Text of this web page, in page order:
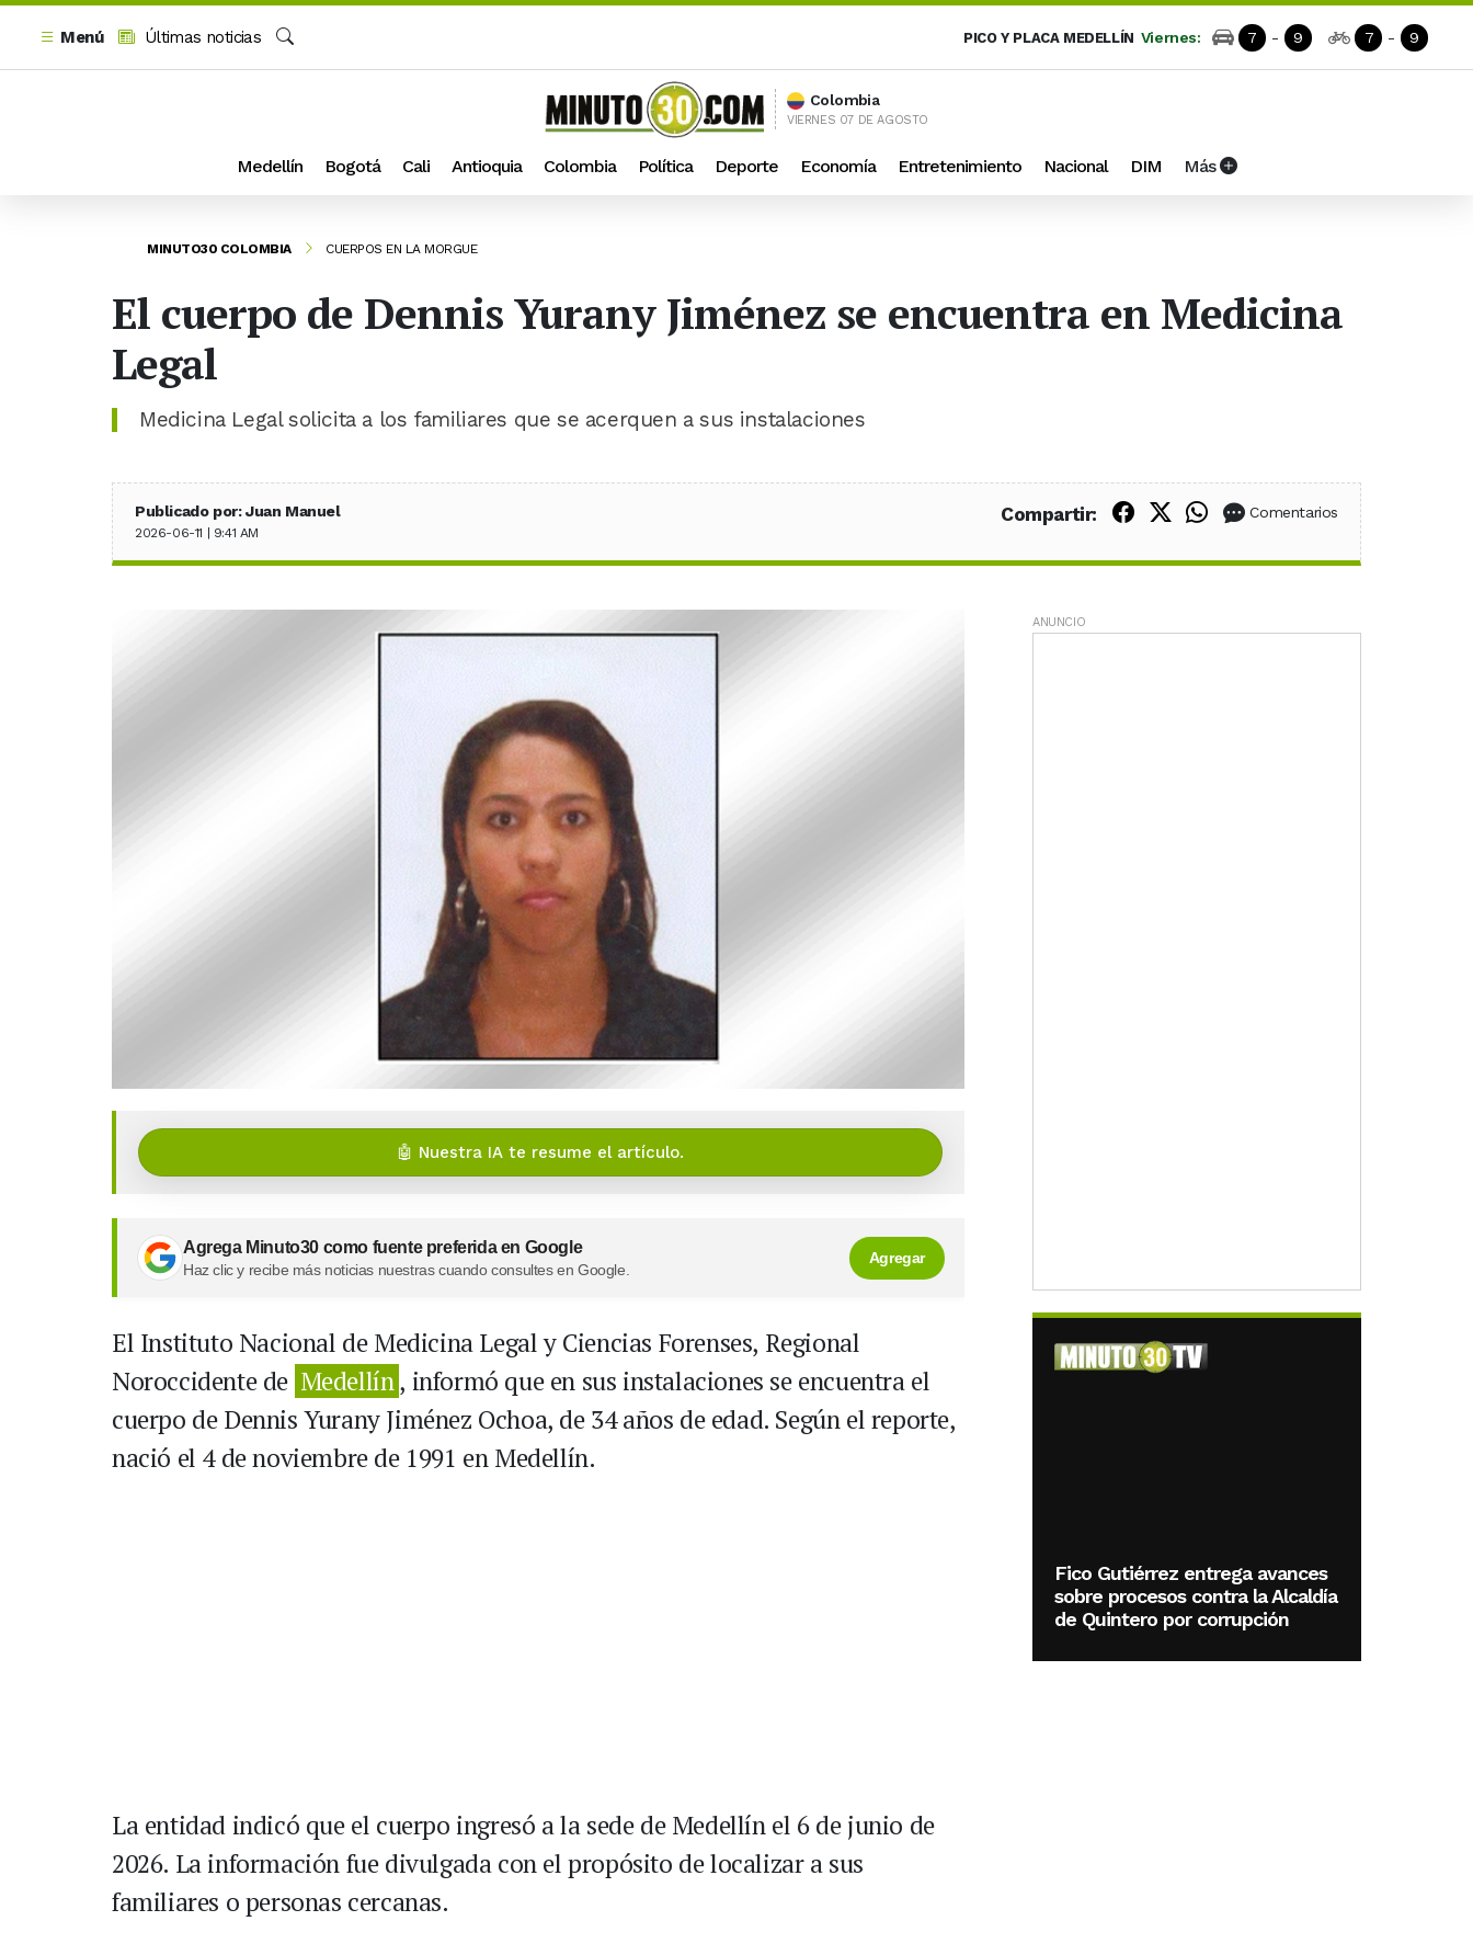
Menú
Últimas noticias
PICO Y PLACA MEDELLÍN Viernes: 7 - 9 7 - 9
Colombia
VIERNES 07 DE AGOSTO
Medellín Bogotá Cali Antioquia Colombia Política Deporte Economía Entretenimiento Nacional DIM Más
MINUTO30 COLOMBIA CUERPOS EN LA MORGUE
El cuerpo de Dennis Yurany Jiménez se encuentra en Medicina
Legal
Medicina Legal solicita a los familiares que se acerquen a sus instalaciones
Publicado por: Juan Manuel
2026-06-11 | 9:41 AM
Compartir: Compartir en Facebook
Compartir en X (Twitter)
Compartir en WhatsApp
Comentarios
🤖 Nuestra IA te resume el artículo.
Agrega Minuto30 como fuente preferida en Google
Haz clic y recibe más noticias nuestras cuando consultes en Google.
Agregar
El Instituto Nacional de Medicina Legal y Ciencias Forenses, Regional
Noroccidente de Medellín, informó que en sus instalaciones se encuentra el
cuerpo de Dennis Yurany Jiménez Ochoa, de 34 años de edad. Según el reporte,
nació el 4 de noviembre de 1991 en Medellín.
La entidad indicó que el cuerpo ingresó a la sede de Medellín el 6 de junio de
2026. La información fue divulgada con el propósito de localizar a sus
familiares o personas cercanas.
ANUNCIO
Fico Gutiérrez entrega avances
sobre procesos contra la Alcaldía
de Quintero por corrupción